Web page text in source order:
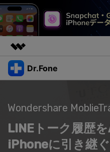
製品
ユーティリティ
ソリューション
企業情報
Dr.Fone
Dr.Fone Basic
製品
デスクトップ製品
Wondershare
LINEトーク履歴
iPhoneに引き継ぐ